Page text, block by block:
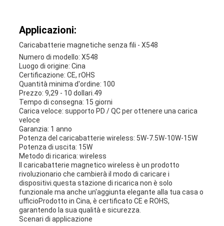
Applicazioni:
Caricabatterie magnetiche senza fili - X548
Numero di modello: X548
Luogo di origine: Cina
Certificazione: CE, rOHS
Quantità minima d'ordine: 100
Prezzo: 9,29 - 10 dollari.49
Tempo di consegna: 15 giorni
Carica veloce: supporto PD / QC per ottenere una carica
veloce
Garanzia: 1 anno
Potenza del caricabatterie wireless: 5W-7.5W-10W-15W
Potenza di uscita: 15W
Metodo di ricarica: wireless
Il caricabatterie magnetico wireless è un prodotto
rivoluzionario che cambierà il modo di caricare i
dispositivi.questa stazione di ricarica non è solo
funzionale ma anche un'aggiunta elegante alla tua casa o
ufficioProdotto in Cina, è certificato CE e ROHS,
garantendo la sua qualità e sicurezza.
Scenari di applicazione